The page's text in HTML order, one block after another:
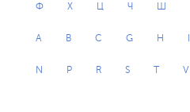
Ф Х Ц Ч Ш
A B C G H
N P R S T V